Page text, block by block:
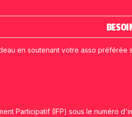
en soutenant votre asso préférée
Participatif (IFP) sous le numéro